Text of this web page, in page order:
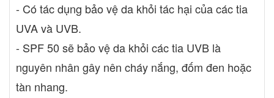
- Có tác dụng bảo vệ da khỏi tác hại của các tia
UVA và UVB.
- SPF 50 sẽ bảo vệ da khỏi các tia UVB là
nguyên nhân gây nên cháy nắng, đốm đen hoặc
tàn nhang.